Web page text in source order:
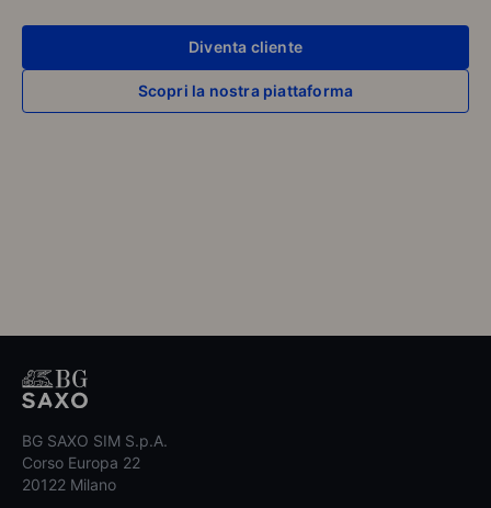
Diventa cliente
Scopri la nostra piattaforma
BG SAXO SIM S.p.A.
Corso Europa 22
20122 Milano